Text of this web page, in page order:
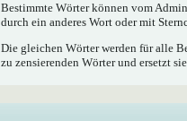
Bestimmte Wörter können vom
durch ein anderes Wort oder mit
Die gleichen Wörter werden für alle
zu zensierenden Wörter und ersetzt